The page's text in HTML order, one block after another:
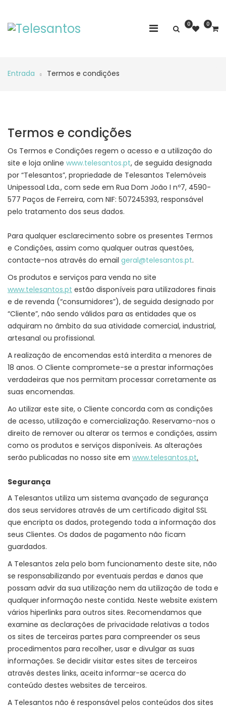
0 0
Entrada Termos e condições
Termos e condições
Os Termos e Condições regem o acesso e a utilização do
site e loja online www.telesantos.pt, de seguida designada
por “Telesantos”, propriedade de Telesantos Telemóveis
Unipessoal Lda., com sede em Rua Dom João I nº7, 4590-
577 Paços de Ferreira, com NIF: 507245393, responsável
pelo tratamento dos seus dados.
Para qualquer esclarecimento sobre os presentes Termos
e Condições, assim como qualquer outras questões,
contacte-nos através do email geral@telesantos.pt.
Os produtos e serviços para venda no site
www.telesantos.pt estão disponíveis para utilizadores finais
e de revenda (“consumidores”), de seguida designado por
“Cliente”, não sendo válidos para as entidades que os
adquiram no âmbito da sua atividade comercial, industrial,
artesanal ou profissional.
A realização de encomendas está interdita a menores de
18 anos. O Cliente compromete-se a prestar informações
verdadeiras que nos permitam processar corretamente as
suas encomendas.
Ao utilizar este site, o Cliente concorda com as condições
de acesso, utilização e comercialização. Reservamo-nos o
direito de remover ou alterar os termos e condições, assim
como os produtos e serviços disponíveis. As alterações
serão publicadas no nosso site em www.telesantos.pt.
Segurança
A Telesantos utiliza um sistema avançado de segurança
dos seus servidores através de um certificado digital SSL
que encripta os dados, protegendo toda a informação dos
seus Clientes. Os dados de pagamento não ficam
guardados.
A Telesantos zela pelo bom funcionamento deste site, não
se responsabilizando por eventuais perdas e danos que
possam advir da sua utilização nem da utilização de toda e
qualquer informação neste contida. Neste website existem
vários hiperlinks para outros sites. Recomendamos que
examine as declarações de privacidade relativas a todos
os sites de terceiras partes para compreender os seus
procedimentos para recolher, usar e divulgar as suas
informações. Se decidir visitar estes sites de terceiros
através destes links, aceita informar-se acerca do
conteúdo destes websites de terceiros.
A Telesantos não é responsável pelos conteúdos dos sites